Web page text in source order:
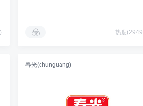
热度
春光(chunguang)